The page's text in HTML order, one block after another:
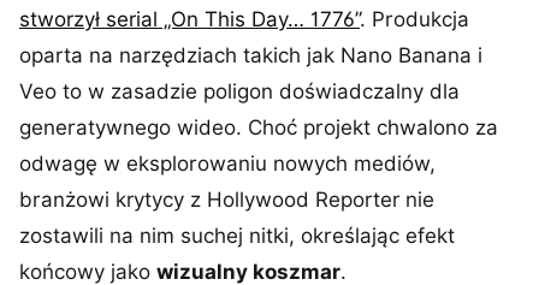
stworzył serial „On This Day… 1776”. Produkcja
oparta na narzędziach takich jak Nano Banana i
Veo to w zasadzie poligon doświadczalny dla
generatywnego wideo. Choć projekt chwalono za
odwagę w eksplorowaniu nowych mediów,
branżowi krytycy z Hollywood Reporter nie
zostawili na nim suchej nitki, określając efekt
końcowy jako wizualny koszmar.